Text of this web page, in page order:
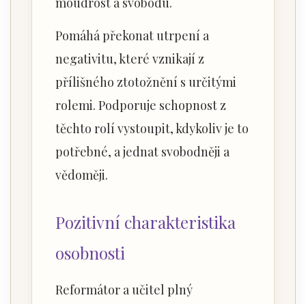
Pomáhá překonat utrpení a
negativitu, které vznikají z
přílišného ztotožnění s určitými
rolemi. Podporuje schopnost z
těchto rolí vystoupit, kdykoliv je to
potřebné, a jednat svobodněji a
vědoměji.
Pozitivní charakteristika
osobnosti
Reformátor a učitel plný